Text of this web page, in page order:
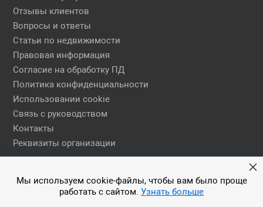
Отзывы клиентов
Вопросы и ответы
Статьи по недвижимости
Правовая информация
Согласие на обработку ПД
Политика конфиденциальности
Использовании cookie
Связь с руководством
Контакты
Реквизиты организации
Правовая информация
© 2026 АН ЕГСН
Мы используем cookie-файлы, чтобы вам было проще
работать с сайтом. Узнать больше